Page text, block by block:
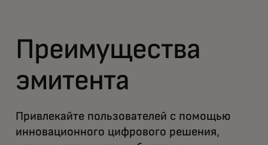
Преимущества
эмитента
Привлекайте пользователей с помощью
инновационного цифрового решения,